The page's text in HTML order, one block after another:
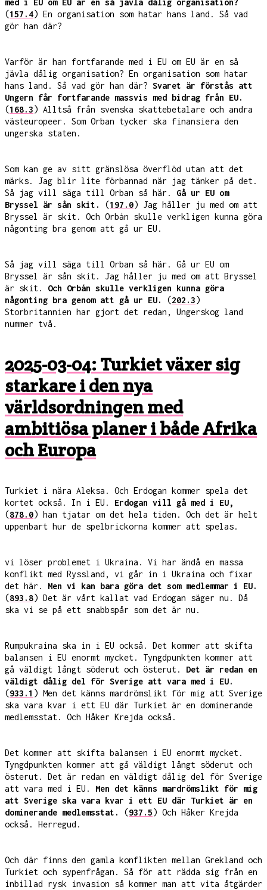
med i EU om EU är en så jävla dålig organisation?
(157.4) En organisation som hatar hans land. Så vad
gör han där?
Varför är han fortfarande med i EU om EU är en så
jävla dålig organisation? En organisation som hatar
hans land. Så vad gör han där? Svaret är förstås att
Ungern får fortfarande massvis med bidrag från EU.
(168.3) Alltså från svenska skattebetalare och andra
västeuropeer. Som Orban tycker ska finansiera den
ungerska staten.
Som kan ge av sitt gränslösa överflöd utan att det
märks. Jag blir lite förbannad när jag tänker på det.
Så jag vill säga till Orban så här. Gå ur EU om
Bryssel är sån skit.
(197.0) Jag håller ju med om att
Bryssel är skit. Och Orbán skulle verkligen kunna göra
någonting bra genom att gå ur EU.
Så jag vill säga till Orban så här. Gå ur EU om
Bryssel är sån skit. Jag håller ju med om att Bryssel
är skit. Och Orbán skulle verkligen kunna göra
någonting bra genom att gå ur EU.
(202.3)
Storbritannien har gjort det redan, Ungerskog land
nummer två.
2025-03-04: Turkiet växer sig
starkare i den nya
världsordningen med
ambitiösa planer i både Afrika
och Europa
Turkiet i nära Aleksa. Och Erdogan kommer spela det
kortet också. In i EU. Erdogan vill gå med i EU,
(878.0) han tjatar om det hela tiden. Och det är helt
uppenbart hur de spelbrickorna kommer att spelas.
vi löser problemet i Ukraina. Vi har ändå en massa
konflikt med Ryssland, vi går in i Ukraina och fixar
det här. Men vi kan bara göra det som medlemmar i EU.
(893.8) Det är vårt kallat vad Erdogan säger nu. Då
ska vi se på ett snabbspår som det är nu.
Rumpukraina ska in i EU också. Det kommer att skifta
balansen i EU enormt mycket. Tyngdpunkten kommer att
gå väldigt långt söderut och österut. Det är redan en
väldigt dålig del för Sverige att vara med i EU.
(933.1 ) Men det känns mardrömslikt för mig att Sverige
ska vara kvar i ett EU där Turkiet är en dominerande
medlemsstat. Och Håker Krejda också.
Det kommer att skifta balansen i EU enormt mycket.
Tyngdpunkten kommer att gå väldigt långt söderut och
österut. Det är redan en väldigt dålig del för Sverige
att vara med i EU. Men det känns mardrömslikt för mig
att Sverige ska vara kvar i ett EU där Turkiet är en
dominerande medlemsstat.
(937.5) Och Håker Krejda
också. Herregud.
Och där finns den gamla konflikten mellan Grekland och
Turkiet och sypenfrågan. Så för att rädda sig från en
inbillad rysk invasion så kommer man att vita åtgärder